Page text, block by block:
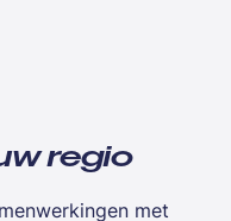
regio
met